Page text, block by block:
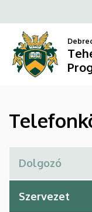
Program
(DETEP)
a
tartalomra